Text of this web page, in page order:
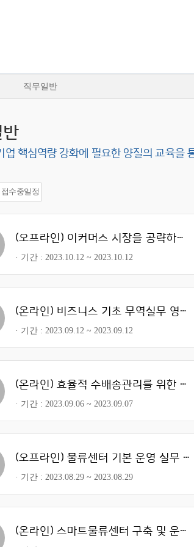
직무일반
업 핵심역량 강화에 필요한 양질의 교육을
접수중일정
(오프라인) 이커머스 시장을 공략하는 물류혁신솔루션
기간 2023.10.12 ~ 2023.10.12
(온라인) 비즈니스 기초 무역실무 영어 Ⅱ
기간 2023.09.12 ~ 2023.09.12
(온라인) 효율적 수배송관리를 위한 실무교육 심화과정
기간 2023.09.06 ~ 2023.09.07
(오프라인) 물류센터 기본 운영 실무 과정 Ⅱ
기간 2023.08.29 ~ 2023.08.29
(온라인) 스마트물류센터 구축 및 운영